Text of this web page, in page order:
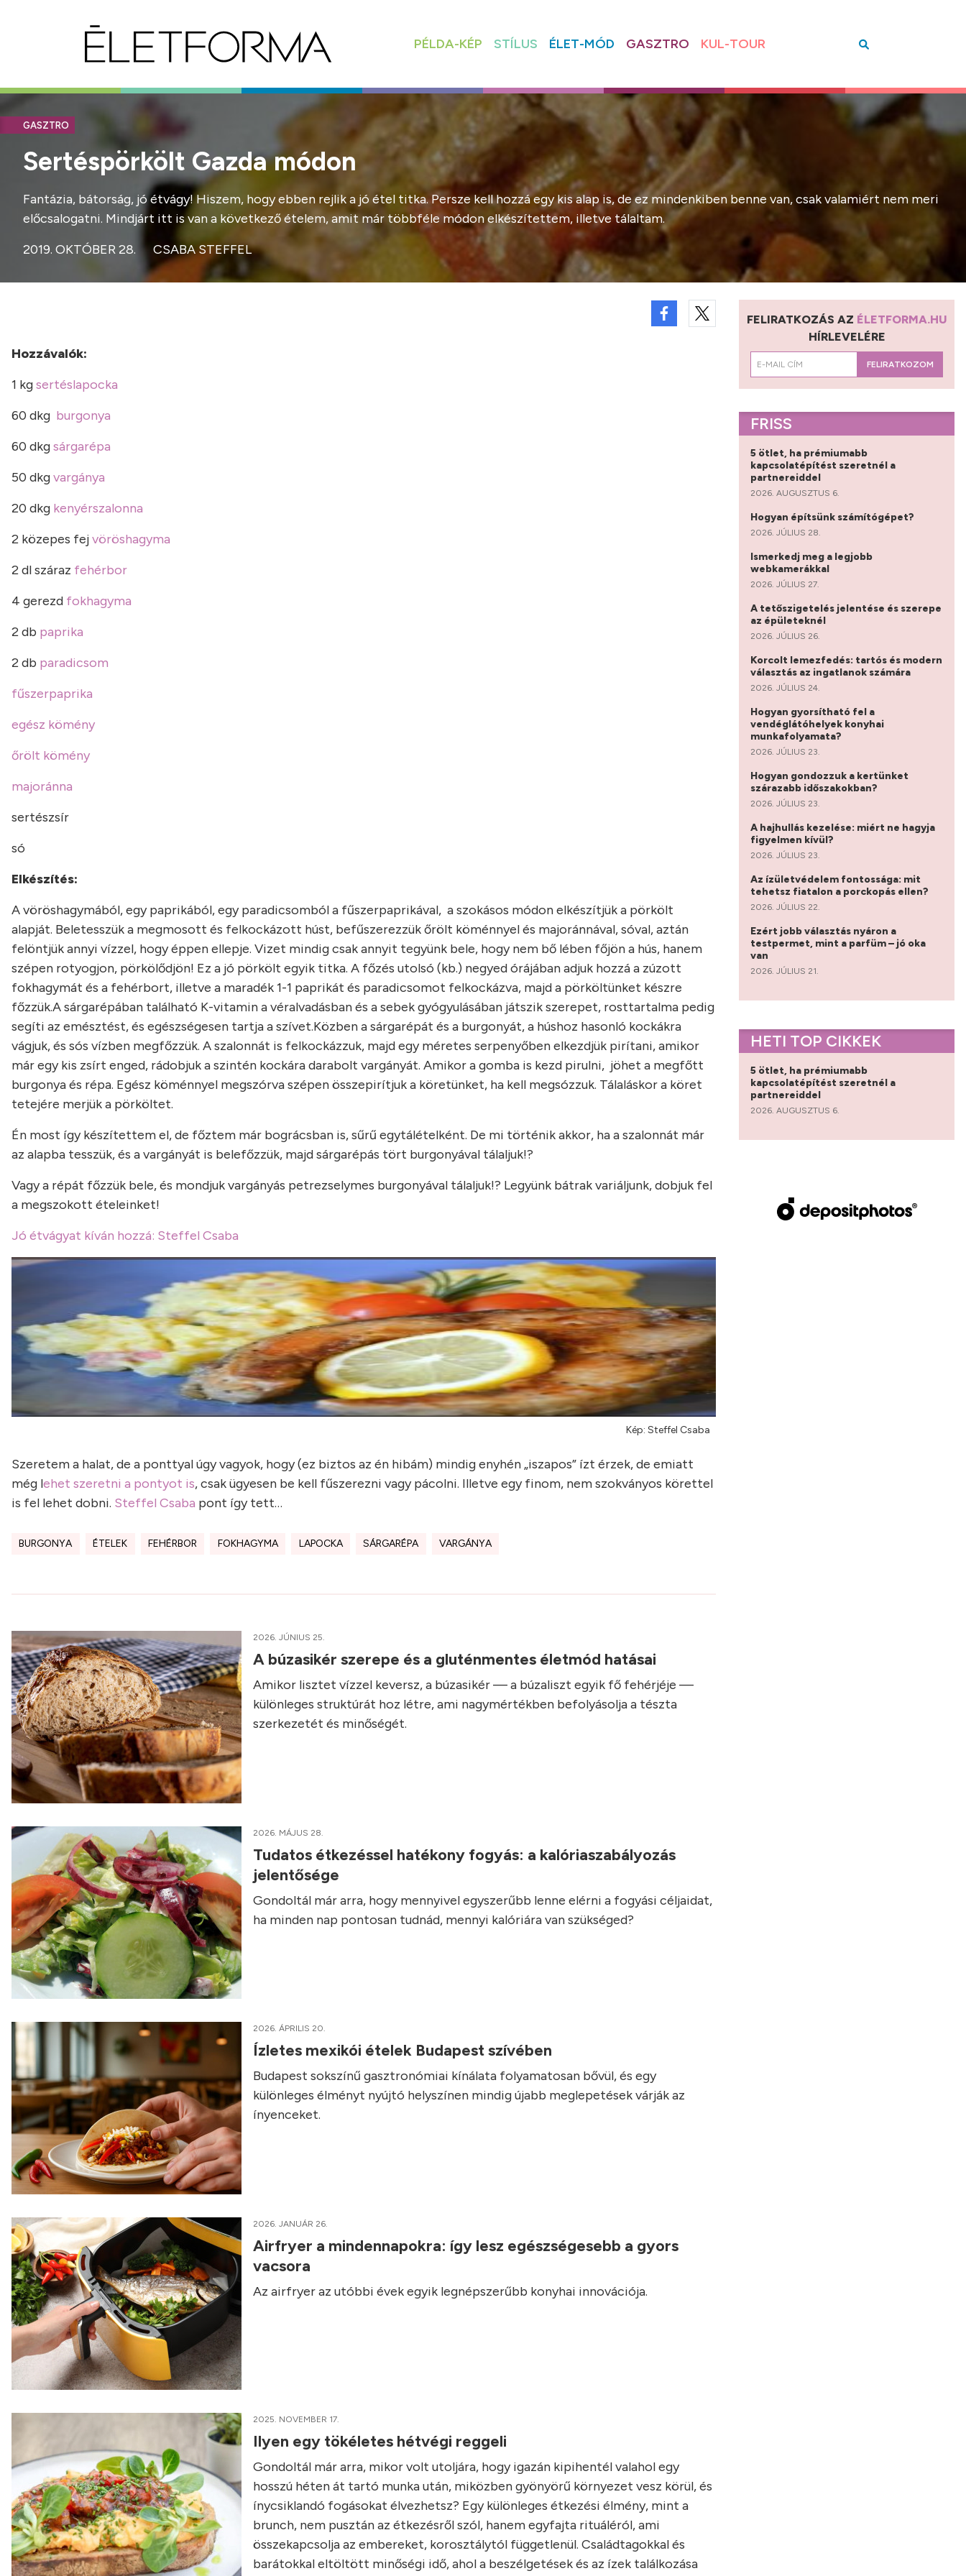
PÉLDA-KÉP STÍLUS ÉLET-MÓD GASZTRO KUL-TOUR
GASZTRO
Sertéspörkölt Gazda módon
Fantázia, bátorság, jó étvágy! Hiszem, hogy ebben rejlik a jó étel titka. Persze kell hozzá egy kis alap is, de ez mindenkiben benne van, csak valamiért nem meri
előcsalogatni. Mindjárt itt is van a következő ételem, amit már többféle módon elkészítettem, illetve tálaltam.
2019. OKTÓBER 28.
CSABA STEFFEL
Hozzávalók:
1 kgsertéslapocka
60 dkg burgonya
60 dkgsárgarépa
50 dkgvargánya
20 dkg kenyérszalonna
2 közepes fejvöröshagyma
2 dl száraz fehérbor
4 gerezd fokhagyma
2 db paprika
2 db paradicsom
fűszerpaprika
egész kömény
őrölt kömény
majoránna
sertészsír
só
Elkészítés:
A vöröshagymából, egy paprikából, egy paradicsomból a fűszerpaprikával, a szokásos módon elkészítjük a pörkölt
alapját. Beletesszük a megmosott és felkockázott húst, befűszerezzük őrölt köménnyel és majoránnával, sóval, aztán
felöntjük annyi vízzel, hogy éppen ellepje. Vizet mindig csak annyit tegyünk bele, hogy nem bő lében főjön a hús, hanem
szépen rotyogjon, pörkölődjön! Ez a jó pörkölt egyik titka. A főzés utolsó (kb.) negyed órájában adjuk hozzá a zúzott
fokhagymát és a fehérbort, illetve a maradék 1-1 paprikát és paradicsomot felkockázva, majd a pörköltünket készre
főzzük.A sárgarépában található K-vitamin a véralvadásban és a sebek gyógyulásában játszik szerepet, rosttartalma pedig
segíti az emésztést, és egészségesen tartja a szívet.Közben a sárgarépát és a burgonyát, a húshoz hasonló kockákra
vágjuk, és sós vízben megfőzzük. A szalonnát is felkockázzuk, majd egy méretes serpenyőben elkezdjük pirítani, amikor
már egy kis zsírt enged, rádobjuk a szintén kockára darabolt vargányát. Amikor a gomba is kezd pirulni, jöhet a megfőtt
burgonya és répa. Egész köménnyel megszórva szépen összepirítjuk a köretünket, ha kell megsózzuk. Tálaláskor a köret
tetejére merjük a pörköltet.
Én most így készítettem el, de főztem már bográcsban is, sűrű egytálételként. De mi történik akkor, ha a szalonnát már
az alapba tesszük, és a vargányát is belefőzzük, majd sárgarépás tört burgonyával tálaljuk!?
Vagy a répát főzzük bele, és mondjuk vargányás petrezselymes burgonyával tálaljuk!? Legyünk bátrak variáljunk, dobjuk fel
a megszokott ételeinket!
Jó étvágyat kíván hozzá: Steffel Csaba
Kép: Steffel Csaba
Szeretem a halat, de a ponttyal úgy vagyok, hogy (ez biztos az én hibám) mindig enyhén „iszapos” ízt érzek, de emiatt
még lehet szeretni a pontyot is, csak ügyesen be kell fűszerezni vagy pácolni. Illetve egy finom, nem szokványos körettel
is fel lehet dobni. Steffel Csaba pont így tett…
BURGONYA ÉTELEK FEHÉRBOR FOKHAGYMA LAPOCKA SÁRGARÉPA VARGÁNYA
2026. JÚNIUS 25.
A búzasikér szerepe és a gluténmentes életmód hatásai
Amikor lisztet vízzel keversz, a búzasikér — a búzaliszt egyik fő fehérjéje —
különleges struktúrát hoz létre, ami nagymértékben befolyásolja a tészta
szerkezetét és minőségét.
2026. MÁJUS 28.
Tudatos étkezéssel hatékony fogyás: a kalóriaszabályozás
jelentősége
Gondoltál már arra, hogy mennyivel egyszerűbb lenne elérni a fogyási céljaidat,
ha minden nap pontosan tudnád, mennyi kalóriára van szükséged?
2026. ÁPRILIS 20.
Ízletes mexikói ételek Budapest szívében
Budapest sokszínű gasztronómiai kínálata folyamatosan bővül, és egy
különleges élményt nyújtó helyszínen mindig újabb meglepetések várják az
ínyenceket.
2026. JANUÁR 26.
Airfryer a mindennapokra: így lesz egészségesebb a gyors
vacsora
Az airfryer az utóbbi évek egyik legnépszerűbb konyhai innovációja.
2025. NOVEMBER 17.
Ilyen egy tökéletes hétvégi reggeli
Gondoltál már arra, mikor volt utoljára, hogy igazán kipihentél valahol egy
hosszú héten át tartó munka után, miközben gyönyörű környezet vesz körül, és
ínycsiklandó fogásokat élvezhetsz? Egy különleges étkezési élmény, mint a
brunch, nem pusztán az étkezésről szól, hanem egyfajta rituáléról, ami
összekapcsolja az embereket, korosztálytól függetlenül. Családtagokkal és
barátokkal eltöltött minőségi idő, ahol a beszélgetések és az ízek találkozása
FELIRATKOZÁS AZ ÉLETFORMA.HU
HÍRLEVELÉRE
FELIRATKOZOM
FRISS
5 ötlet, ha prémiumabb
kapcsolatépítést szeretnél a
partnereiddel
2026. AUGUSZTUS 6.
Hogyan építsünk számítógépet?
2026. JÚLIUS 28.
Ismerkedj meg a legjobb
webkamerákkal
2026. JÚLIUS 27.
A tetőszigetelés jelentése és szerepe
az épületeknél
2026. JÚLIUS 26.
Korcolt lemezfedés: tartós és modern
választás az ingatlanok számára
2026. JÚLIUS 24.
Hogyan gyorsítható fel a
vendéglátóhelyek konyhai
munkafolyamata?
2026. JÚLIUS 23.
Hogyan gondozzuk a kertünket
szárazabb időszakokban?
2026. JÚLIUS 23.
A hajhullás kezelése: miért ne hagyja
figyelmen kívül?
2026. JÚLIUS 23.
Az ízületvédelem fontossága: mit
tehetsz fiatalon a porckopás ellen?
2026. JÚLIUS 22.
Ezért jobb választás nyáron a
testpermet, mint a parfüm – jó oka
van
2026. JÚLIUS 21.
HETI TOP CIKKEK
5 ötlet, ha prémiumabb
kapcsolatépítést szeretnél a
partnereiddel
2026. AUGUSZTUS 6.